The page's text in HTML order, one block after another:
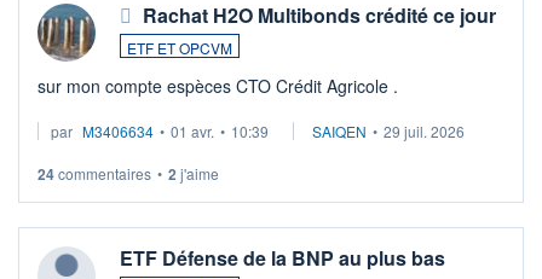
Rachat H2O Multibonds crédité ce jour
ETF ET OPCVM
sur mon compte espèces CTO Crédit Agricole .
par M3406634 • 01 avr. • 10:39 SAIQEN • 29 juil. 2026
24commentaires • 2 j'aime
ETF Défense de la BNP au plus bas